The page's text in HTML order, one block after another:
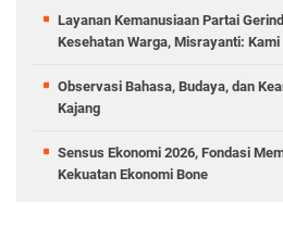
Layanan Kemanusiaan Partai
Kesehatan Warga, Misrayanti:
Observasi Bahasa, Budaya, dan
Kajang
Sensus Ekonomi 2026, Fondasi
Kekuatan Ekonomi Bone